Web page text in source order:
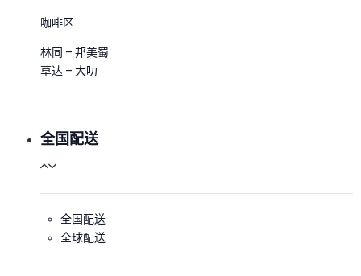
咖啡区
林同 – 邦美蜀
草达 – 大叻
全国配送
全国配送
全球配送